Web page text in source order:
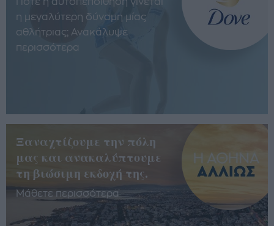
Πότε η αυτοπεποίθηση γίνεται
η μεγαλύτερη δύναμη μίας
αθλήτριας; Ανακάλυψε
περισσότερα
Ξαναχτίζουμε την πόλη
μας και ανακαλύπτουμε
τη βιώσιμη εκδοχή της.
Μάθετε περισσότερα